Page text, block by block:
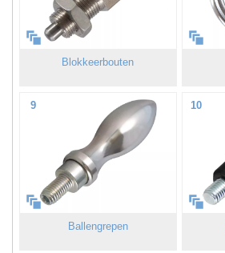
Blokkeerbouten
9
Ballengrepen
10